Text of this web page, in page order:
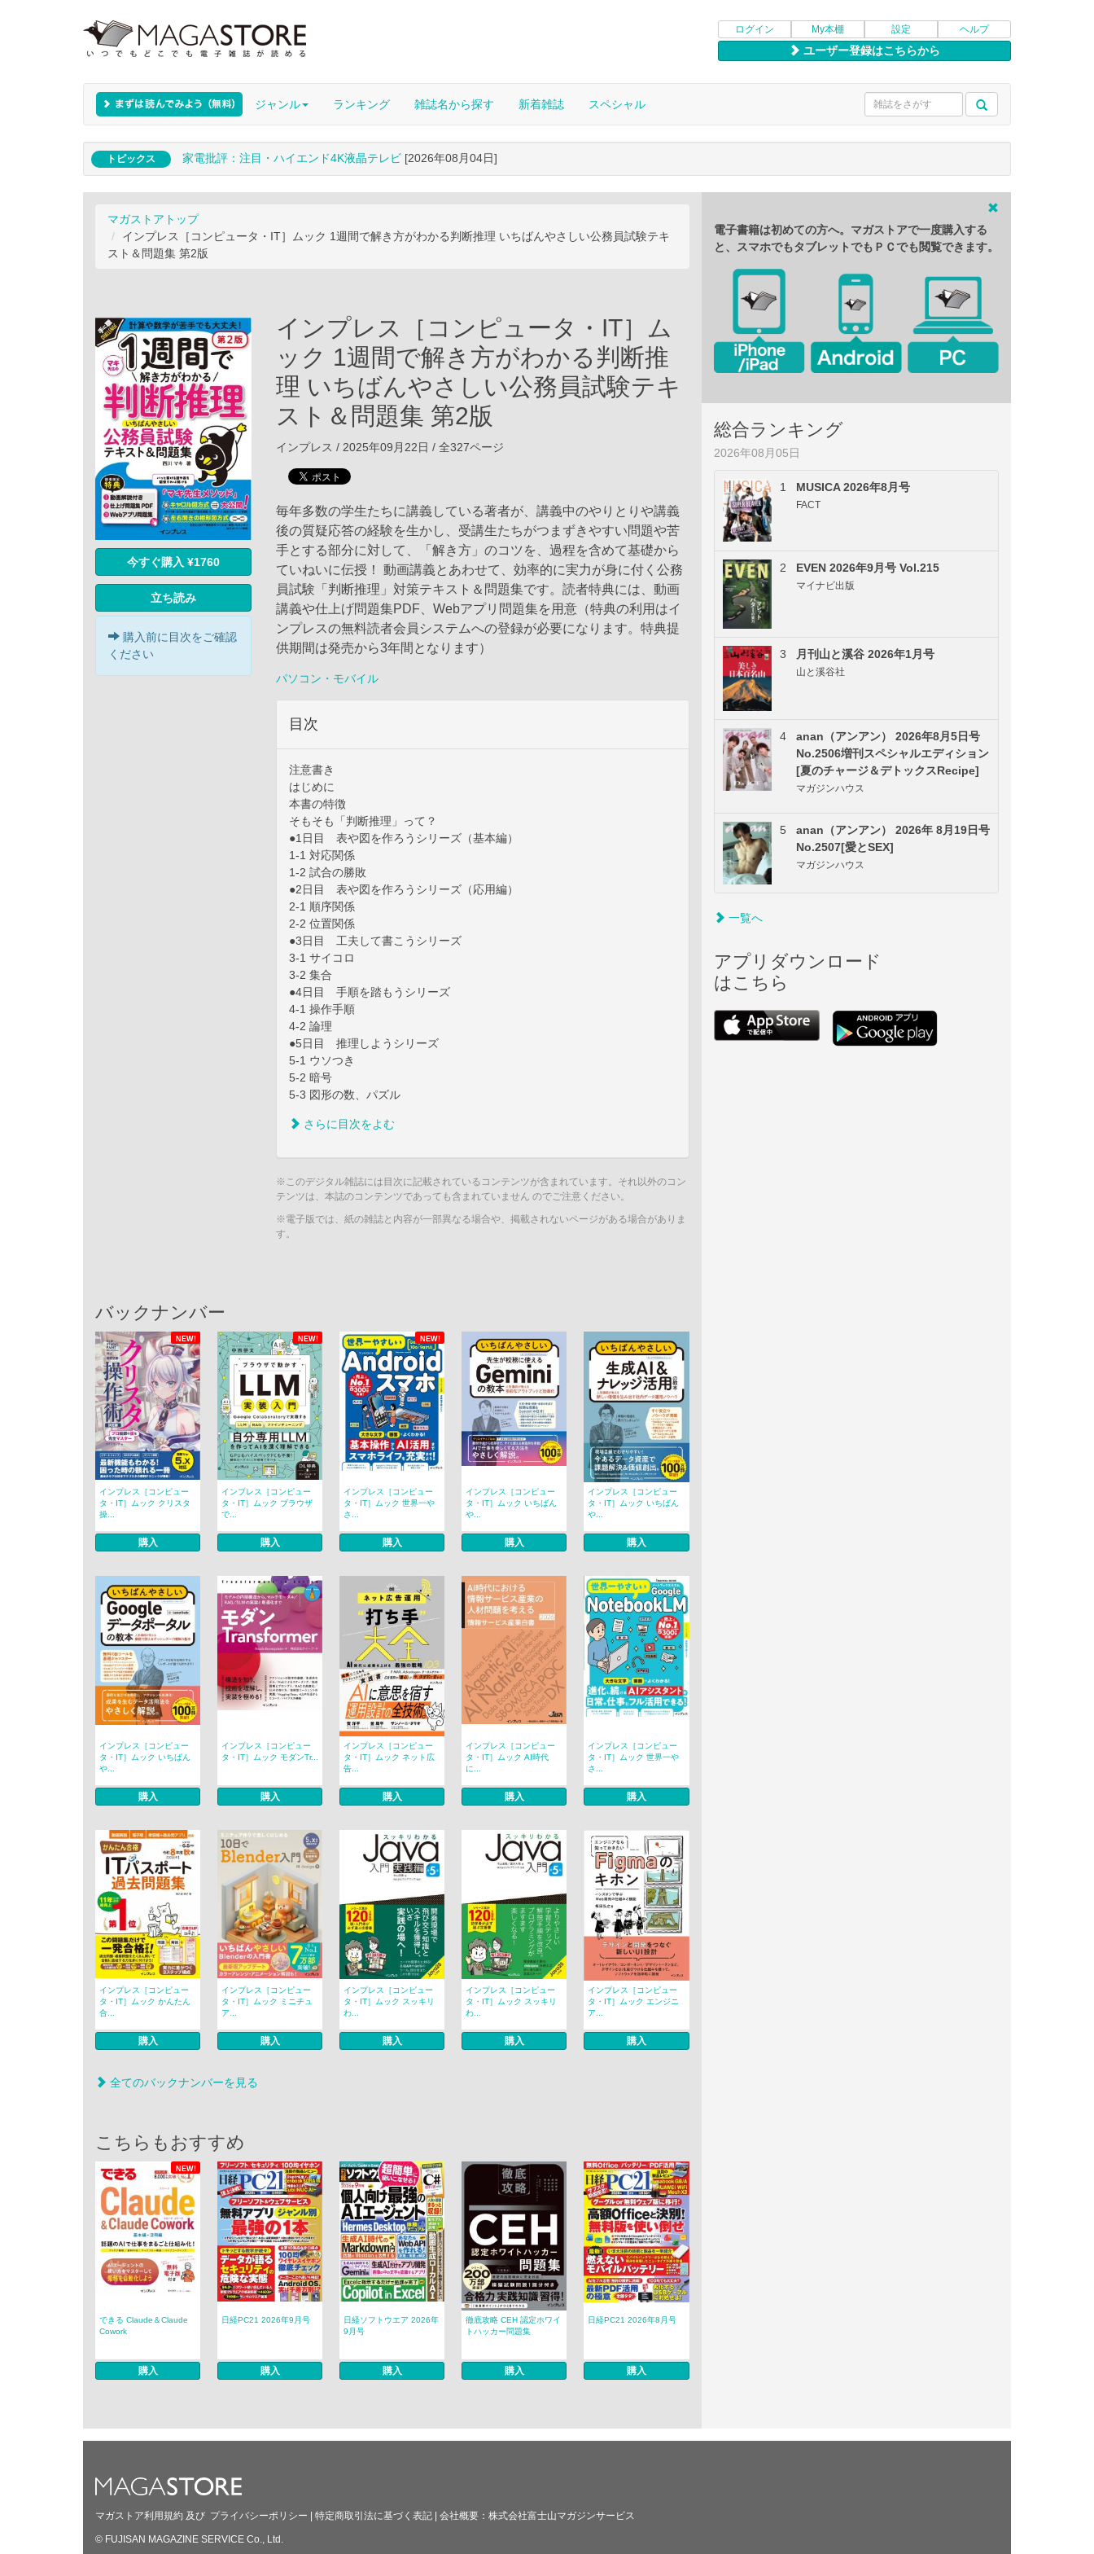
ログイン My本棚 設定 ヘルプ
ユーザー登録はこちらから
ジャンル ランキング 雑誌名から探す 新着雑誌 スペシャル
トピックス 家電批評：注目・ハイエンド4K液晶テレビ [2026年08月04日]
マガストアトップ
インプレス［コンピュータ・IT］ムック 1週間で解き方がわかる判断推理 いちばんやさしい公務員試験テキ
スト＆問題集 第2版
今すぐ購入 ¥1760
立ち読み
購入前に目次をご確認
ください
インプレス［コンピュータ・IT］ム
ック 1週間で解き方がわかる判断推
理 いちばんやさしい公務員試験テキ
スト＆問題集 第2版
インプレス / 2025年09月22日 / 全327ページ
毎年多数の学生たちに講義している著者が、講義中のやりとりや講義
後の質疑応答の経験を生かし、受講生たちがつまずきやすい問題や苦
手とする部分に対して、「解き方」のコツを、過程を含めて基礎から
ていねいに伝授！ 動画講義とあわせて、効率的に実力が身に付く公務
員試験「判断推理」対策テキスト＆問題集です。読者特典には、動画
講義や仕上げ問題集PDF、Webアプリ問題集を用意（特典の利用はイ
ンプレスの無料読者会員システムへの登録が必要になります。特典提
供期間は発売から3年間となります）
パソコン・モバイル
目次
注意書き
はじめに
本書の特徴
そもそも「判断推理」って？
●1日目 表や図を作ろうシリーズ（基本編）
1-1 対応関係
1-2 試合の勝敗
●2日目 表や図を作ろうシリーズ（応用編）
2-1 順序関係
2-2 位置関係
●3日目 工夫して書こうシリーズ
3-1 サイコロ
3-2 集合
●4日目 手順を踏もうシリーズ
4-1 操作手順
4-2 論理
●5日目 推理しようシリーズ
5-1 ウソつき
5-2 暗号
5-3 図形の数、パズル
さらに目次をよむ
※このデジタル雑誌には目次に記載されているコンテンツが含まれています。それ以外のコン
テンツは、本誌のコンテンツであっても含まれていません のでご注意ください。
※電子版では、紙の雑誌と内容が一部異なる場合や、掲載されないページがある場合がありま
す。
バックナンバー
NEW! NEW! NEW!
インプレス［コンピュー
タ・IT］ムック クリスタ
操...
購入
インプレス［コンピュー
タ・IT］ムック ブラウザ
で...
購入
インプレス［コンピュー
タ・IT］ムック 世界一や
さ...
購入
インプレス［コンピュー
タ・IT］ムック いちばん
や...
購入
インプレス［コンピュー
タ・IT］ムック いちばん
や...
購入
インプレス［コンピュー
タ・IT］ムック いちばん
や...
購入
インプレス［コンピュー
タ・IT］ムック モダンTr...
購入
インプレス［コンピュー
タ・IT］ムック ネット広
告...
購入
インプレス［コンピュー
タ・IT］ムック AI時代
に...
購入
インプレス［コンピュー
タ・IT］ムック 世界一や
さ...
購入
インプレス［コンピュー
タ・IT］ムック かんたん
合...
購入
インプレス［コンピュー
タ・IT］ムック ミニチュ
ア...
購入
インプレス［コンピュー
タ・IT］ムック スッキリ
わ...
購入
インプレス［コンピュー
タ・IT］ムック スッキリ
わ...
購入
インプレス［コンピュー
タ・IT］ムック エンジニ
ア...
購入
全てのバックナンバーを見る
こちらもおすすめ
NEW!
できる Claude＆Claude
Cowork
購入
日経PC21 2026年9月号
購入
日経ソフトウエア 2026年
9月号
購入
徹底攻略 CEH 認定ホワイ
トハッカー問題集
購入
日経PC21 2026年8月号
購入
電子書籍は初めての方へ。マガストアで一度購入する
と、スマホでもタブレットでもＰＣでも閲覧できます。
総合ランキング
2026年08月05日
1 MUSICA 2026年8月号
FACT
2 EVEN 2026年9月号 Vol.215
マイナビ出版
3 月刊山と溪谷 2026年1月号
山と溪谷社
4
anan（アンアン） 2026年8月5日号
No.2506増刊スペシャルエディション
[夏のチャージ＆デトックスRecipe]
マガジンハウス
5
anan（アンアン） 2026年 8月19日号
No.2507[愛とSEX]
マガジンハウス
一覧へ
アプリダウンロード
はこちら
マガストア利用規約 及び プライバシーポリシー 特定商取引法に基づく表記 会社概要： 株式会社富士山マガジンサービス
© FUJISAN MAGAZINE SERVICE Co., Ltd.